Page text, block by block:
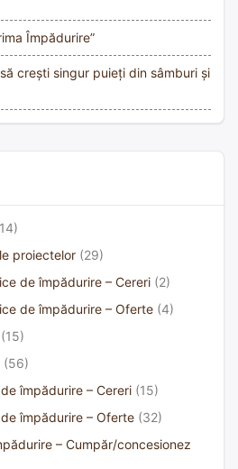
Împădurire”
crești singur puieți din sâmburi și
proiectelor (29)
de împădurire – Cereri (2)
de împădurire – Oferte (4)
(15)
(56)
împădurire – Cereri (15)
împădurire – Oferte (32)
– Cumpăr/concesionez